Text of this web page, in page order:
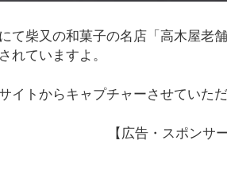
て柴又の和菓子の名店「高木屋老
れていますよ。
イトからキャプチャーさせていただ
【広告・スポンサ